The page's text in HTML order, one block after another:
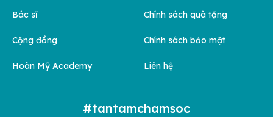
Bác sĩ
Cộng đồng
Hoàn Mỹ Academy
Chính sách quà tặng
Chính sách bảo mật
Liên hệ
#tantamchamsoc